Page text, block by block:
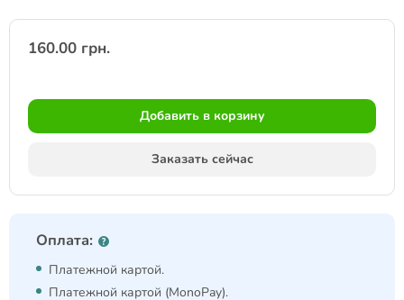
160.00 грн.
Добавить в корзину
Заказать сейчас
Оплата:
Платежной картой.
Платежной картой (MonoPay).